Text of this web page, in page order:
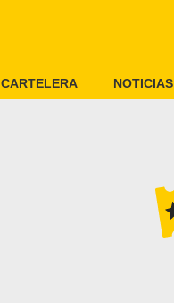
CARTELERA NOTICIAS